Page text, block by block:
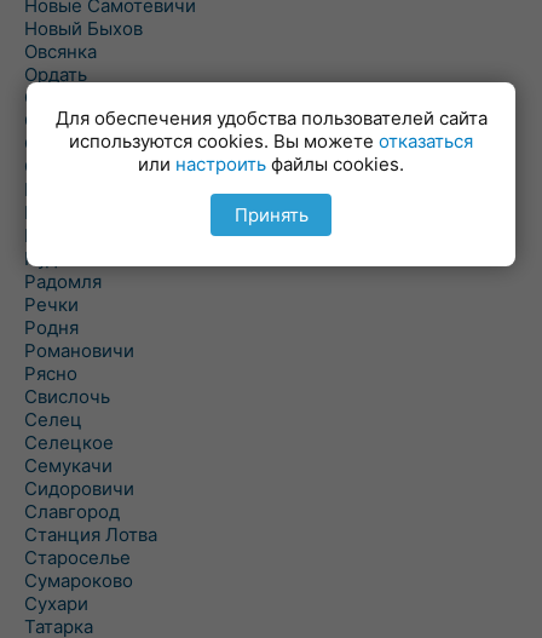
Новые Самотевичи
Новый Быхов
Овсянка
Ордать
Ореховка
Осиновка
Осиповичи
Осово
Павловичи
Паршино
Петуховка
Пудовня
Радомля
Речки
Родня
Романовичи
Рясно
Свислочь
Селец
Селецкое
Семукачи
Сидоровичи
Славгород
Станция Лотва
Староселье
Сумароково
Сухари
Татарка
Для обеспечения удобства пользователей сайта
используются cookies. Вы можете отказаться
или настроить файлы cookies.
Принять